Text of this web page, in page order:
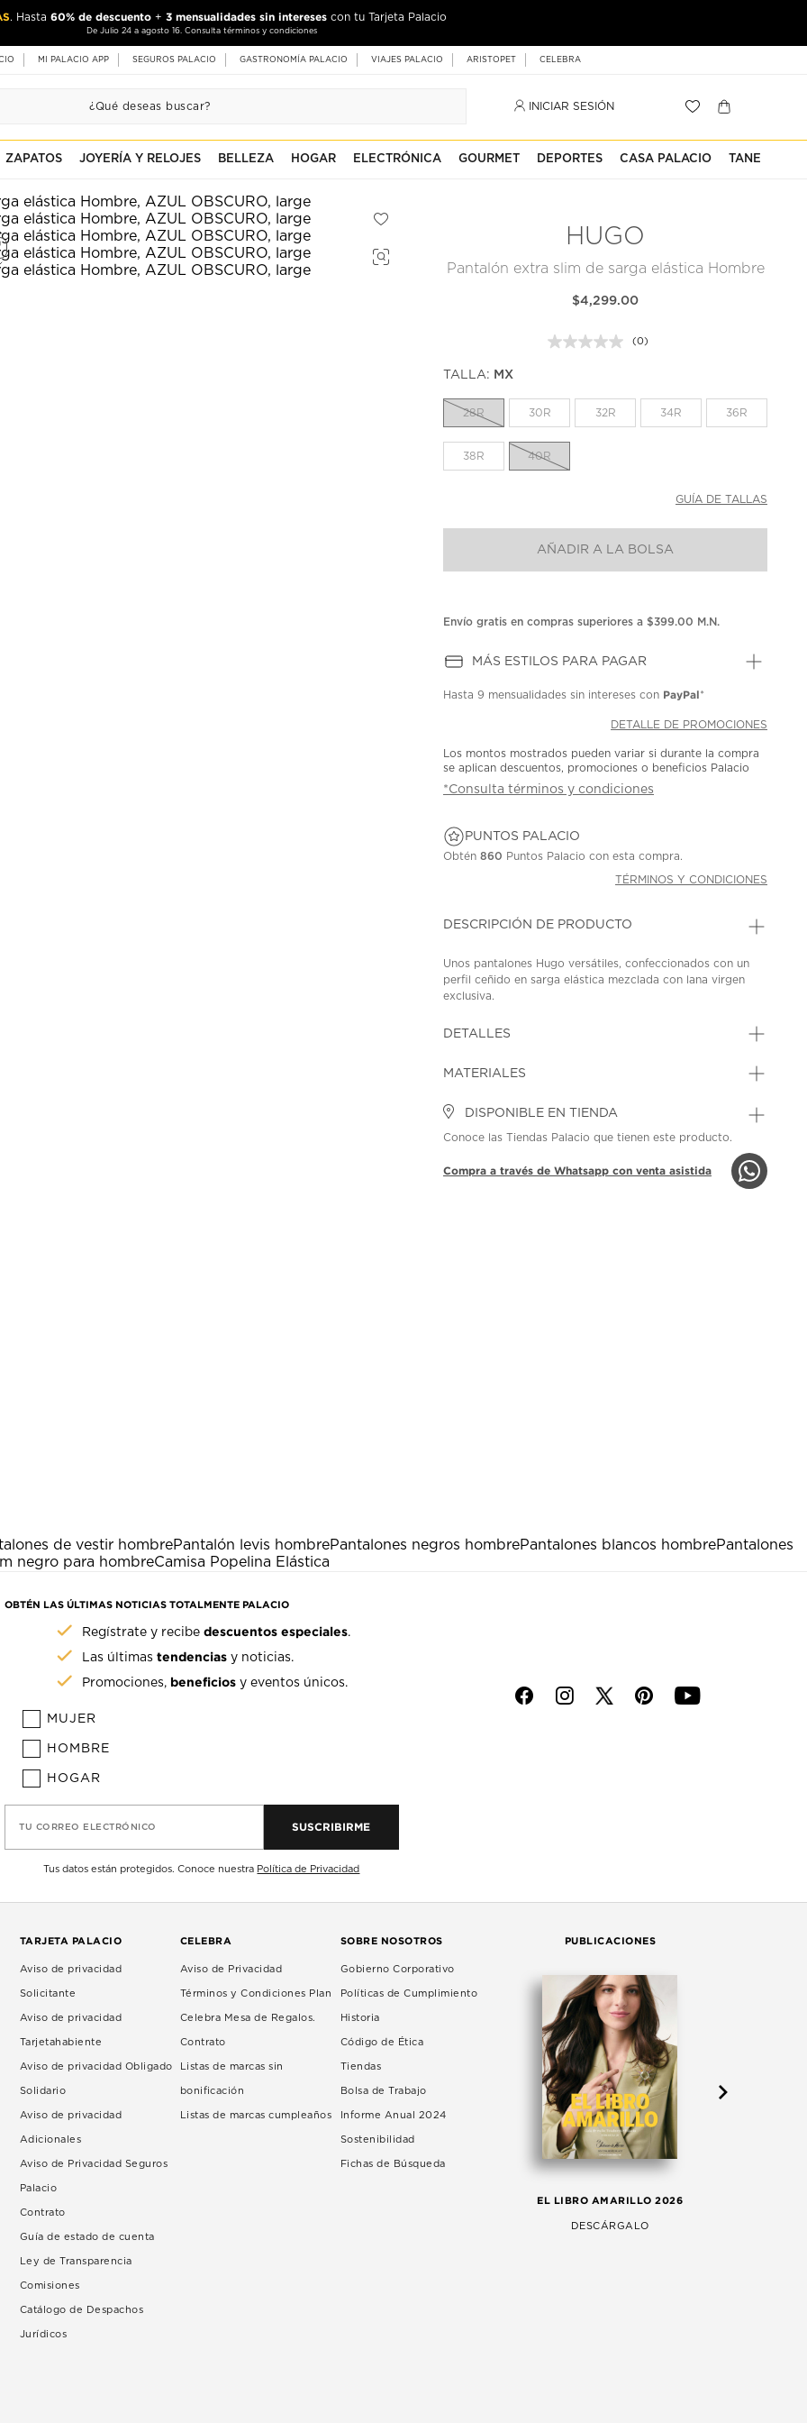
. Hasta 60% de descuento + 3 mensualidades sin intereses con tu Tarjeta Palacio
De Julio 24 a agosto 16. Consulta términos y condiciones
MI PALACIO APP SEGUROS PALACIO GASTRONOMÍA PALACIO VIAJES PALACIO ARISTOPET CELEBRA
INICIAR SESIÓN
ZAPATOS JOYERÍA Y RELOJES BELLEZA HOGAR ELECTRÓNICA GOURMET DEPORTES CASA PALACIO TANE
HUGO
Pantalón extra slim de sarga elástica Hombre
$4,299.00
Sin
misma
(0)
TALLA: MX
28R 30R 32R 34R 36R
38R 40R
GUÍA DE TALLAS
AÑADIR A LA BOLSA
Envío gratis en compras superiores a $399.00 M.N.
MÁS ESTILOS PARA PAGAR
Hasta9 mensualidades sin intereses con PayPal*
DETALLE DE PROMOCIONES
Los montos mostrados pueden variar si durante la compra
se aplican descuentos, promociones o beneficios Palacio
*Consulta términos y condiciones
PUNTOS PALACIO
Obtén860 Puntos Palacio con esta compra.
TÉRMINOS Y CONDICIONES
DESCRIPCIÓN DE PRODUCTO
Unos pantalones Hugo versátiles, confeccionados con un
perfil ceñido en sarga elástica mezclada con lana virgen
exclusiva.
DETALLES
MATERIALES
DISPONIBLE EN TIENDA
Conoce las Tiendas Palacio que tienen este producto.
Compra a través de Whatsapp con venta asistida
de vestir hombrePantalón levis hombrePantalones negros hombrePantalones blancos hombrePantalones
negro para hombreCamisa Popelina Elástica
OBTÉN LAS ÚLTIMAS NOTICIAS TOTALMENTE PALACIO
Regístrate y recibedescuentos especiales.
Las últimastendencias y noticias.
Promociones, beneficios y eventos únicos.
MUJER
HOMBRE
HOGAR
TU CORREO ELECTRÓNICO SUSCRIBIRME
Tus datos están protegidos. Conoce nuestra Política de Privacidad
f i p y
TARJETA PALACIO
Aviso de privacidad
Solicitante
Aviso de privacidad
Tarjetahabiente
Aviso de privacidad Obligado
Solidario
Aviso de privacidad
Adicionales
Aviso de Privacidad Seguros
Palacio
Contrato
Guía de estado de cuenta
Ley de Transparencia
Comisiones
Catálogo de Despachos
Jurídicos
CELEBRA
Aviso de Privacidad
Términos y Condiciones Plan
Celebra Mesa de Regalos.
Contrato
Listas de marcas sin
bonificación
Listas de marcas cumpleaños
SOBRE NOSOTROS
Gobierno Corporativo
Políticas de Cumplimiento
Historia
Código de Ética
Tiendas
Bolsa de Trabajo
Informe Anual 2024
Sostenibilidad
Fichas de Búsqueda
PUBLICACIONES
EL LIBRO AMARILLO 2026
DESCÁRGALO